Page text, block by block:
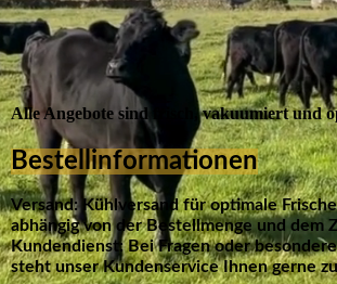
Alle Angebote sind frisch, vakuumiert und
Bestellinformationen
Versand: Kühlversand für optimale
abhängig von der Bestellmenge und dem
Kundendienst: Bei Fragen oder
steht unser Kundenservice Ihnen gerne